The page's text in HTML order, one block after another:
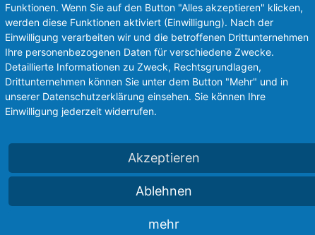
BREITES LAGERSPEKTRUM
Am Standort Gießen entstand in den letzten Jahren
das größte Stahlhandels- und –Logistikzentrum
Funktionen. Wenn Sie auf den Button "Alles akzeptieren" klicken,
werden diese Funktionen aktiviert (Einwilligung). Nach der
Einwilligung verarbeiten wir und die betroffenen Drittunternehmen
Ihre personenbezogenen Daten für verschiedene Zwecke.
Detaillierte Informationen zu Zweck, Rechtsgrundlagen,
Drittunternehmen können Sie unter dem Button "Mehr" und in
unserer Datenschutzerklärung einsehen. Sie können Ihre
Einwilligung jederzeit widerrufen.
Akzeptieren
Ablehnen
mehr